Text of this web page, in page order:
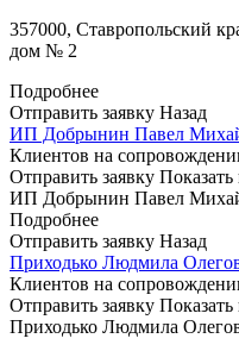
357000, Ставропольский
дом № 2
Подробнее
Отправить заявку Назад
ИП Добрынин Павел
Клиентов на
Отправить заявку
ИП Добрынин Павел
Подробнее
Отправить заявку Назад
Приходько Людмила
Клиентов на
Отправить заявку
Приходько Людмила